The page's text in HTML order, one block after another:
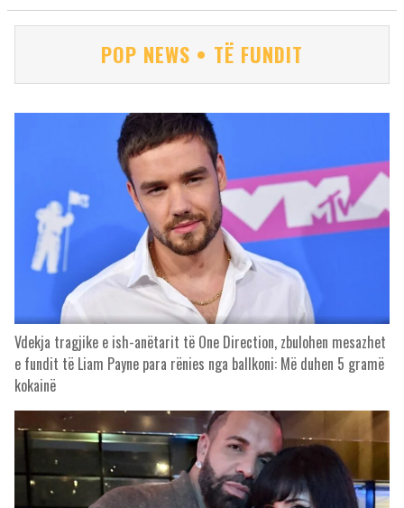
POP NEWS • TË FUNDIT
Vdekja tragjike e ish-anëtarit të One Direction, zbulohen mesazhet
e fundit të Liam Payne para rënies nga ballkoni: Më duhen 5 gramë
kokainë